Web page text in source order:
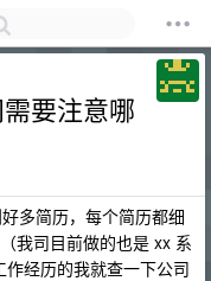
要注意哪
多简历，每个简历都细
我司目前做的也是 xx 系
经历的我就查一下公司